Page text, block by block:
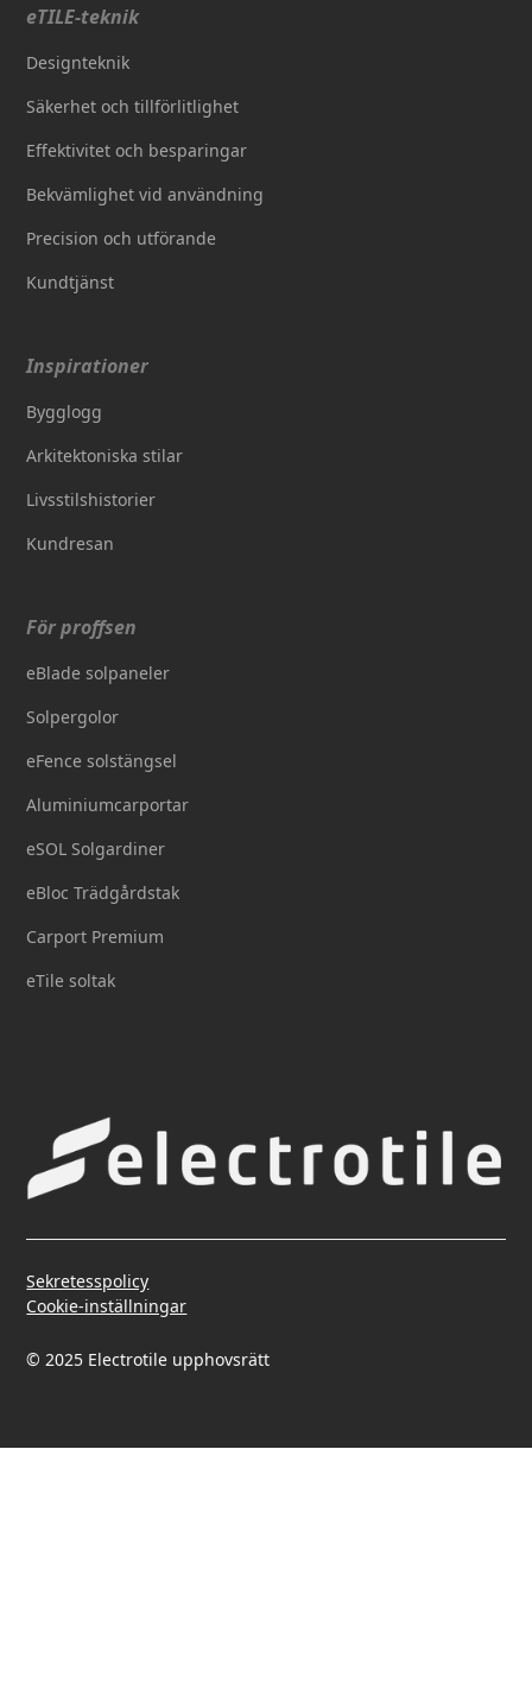
eTILE-teknik
Designteknik
Säkerhet och tillförlitlighet
Effektivitet och besparingar
Bekvämlighet vid användning
Precision och utförande
Kundtjänst
Inspirationer
Bygglogg
Arkitektoniska stilar
Livsstilshistorier
Kundresan
För proffsen
eBlade solpaneler
Solpergolor
eFence solstängsel
Aluminiumcarportar
eSOL Solgardiner
eBloc Trädgårdstak
Carport Premium
eTile soltak
© 2025 Electrotile upphovsrätt
Sekretesspolicy
Cookie-inställningar